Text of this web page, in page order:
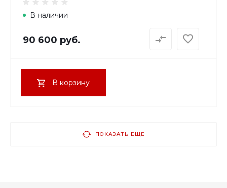
В наличии
90 600 руб.
В корзину
ПОКАЗАТЬ ЕЩЕ